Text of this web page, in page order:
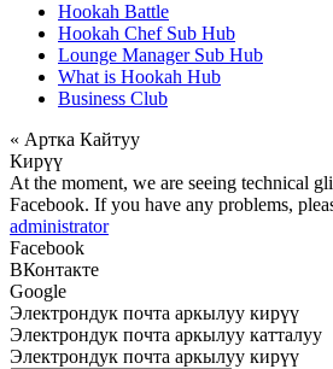
Hookah Battle
Hookah Chef Sub Hub
Lounge Manager Sub Hub
What is Hookah Hub
Business Club
« Артка Кайтуу
Кирүү
At the moment, we are seeing technical
Facebook. If you have any problems,
administrator
Facebook
ВКонтакте
Google
Электрондук почта аркылуу кирүү
Электрондук почта аркылуу катталуу
Электрондук почта аркылуу кирүү